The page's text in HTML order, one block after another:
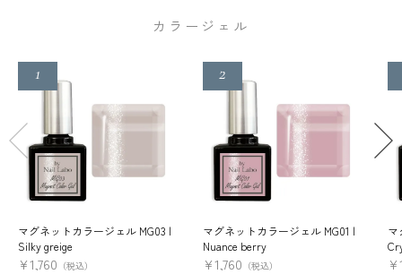
カラージェル
マグネットカラージェル MG03 |
Silky greige
¥1,760 （税込）
マグネットカラージェル MG01 |
Nuance berry
¥1,760 （税込）
マ
¥